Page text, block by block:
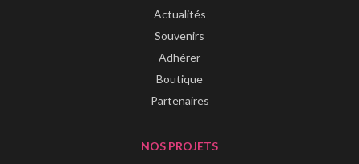
Actualités
Souvenirs
Adhérer
Boutique
Partenaires
NOS PROJETS